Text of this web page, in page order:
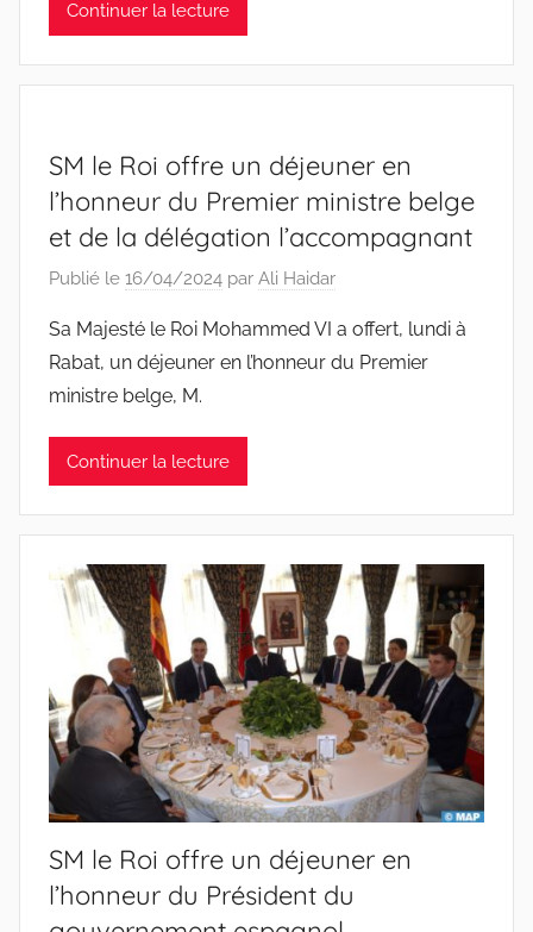
Continuer la lecture
SM le Roi offre un déjeuner en
l’honneur du Premier ministre belge
et de la délégation l’accompagnant
Publié le 16/04/2024 par Ali Haidar
Sa Majesté le Roi Mohammed VI a offert, lundi à
Rabat, un déjeuner en l’honneur du Premier
ministre belge, M.
Continuer la lecture
SM le Roi offre un déjeuner en
l’honneur du Président du